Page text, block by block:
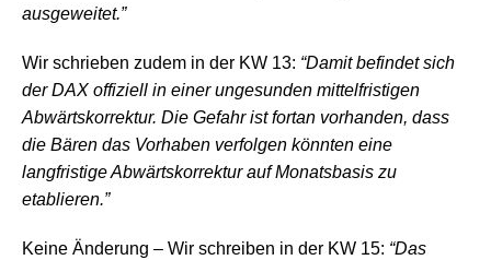
ausgeweitet.”
Wir schrieben zudem in der KW 13: “Damit befindet sich
der DAX offiziell in einer ungesunden mittelfristigen
Abwärtskorrektur. Die Gefahr ist fortan vorhanden, dass
die Bären das Vorhaben verfolgen könnten eine
langfristige Abwärtskorrektur auf Monatsbasis zu
etablieren.”
Keine Änderung – Wir schreiben in der KW 15: “Das